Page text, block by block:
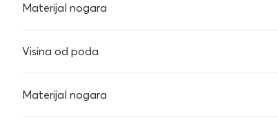
Materijal nogara
Visina od poda
Materijal nogara